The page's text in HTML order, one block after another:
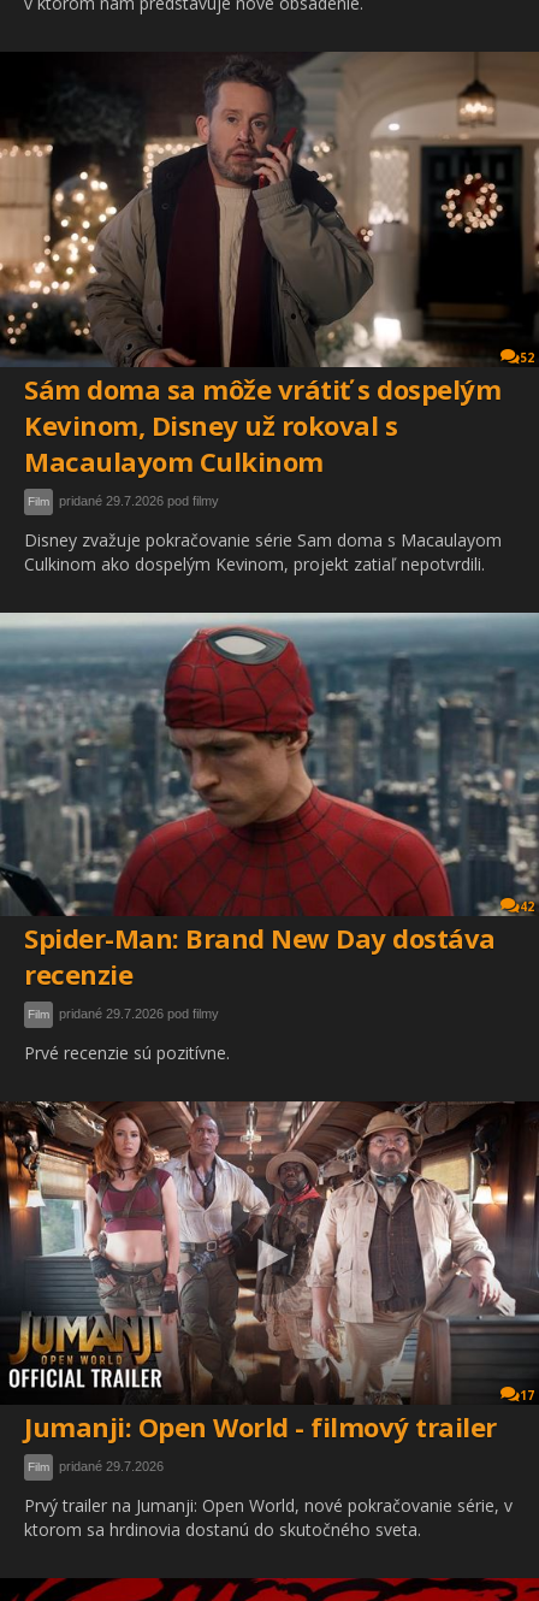
52
Sám doma sa môže vrátiť s dospelým
Kevinom, Disney už rokoval s
Macaulayom Culkinom
Film pridané 29.7.2026 pod filmy
Disney zvažuje pokračovanie série Sam doma s Macaulayom
Culkinom ako dospelým Kevinom, projekt zatiaľ nepotvrdili.
42
Spider-Man: Brand New Day dostáva
recenzie
Film pridané 29.7.2026 pod filmy
Prvé recenzie sú pozitívne.
17
Jumanji: Open World - filmový trailer
Film pridané 29.7.2026
Prvý trailer na Jumanji: Open World, nové pokračovanie série, v
ktorom sa hrdinovia dostanú do skutočného sveta.